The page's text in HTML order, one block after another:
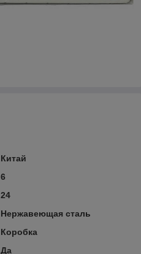
Китай
6
24
Нержавеющая сталь
Коробка
Да